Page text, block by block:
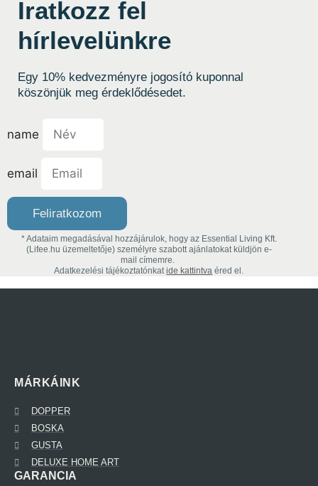
Iratkozz fel
hírlevelünkre
Egy 10% kedvezményre jogosító kuponnal
köszönjük meg érdeklődésedet.
name
email
Feliratkozom
* Adataim megadásával hozzájárulok, hogy az Essential Living Kft.
(Lifee.hu üzemeltetője) személyre szabott ajánlatokat küldjön e-
mail címemre.
Adatkezelési tájékoztatónkatide kattintva éred el.
MÁRKÁINK
DOPPER
BOSKA
GUSTA
DELUXE HOME ART
GARANCIA